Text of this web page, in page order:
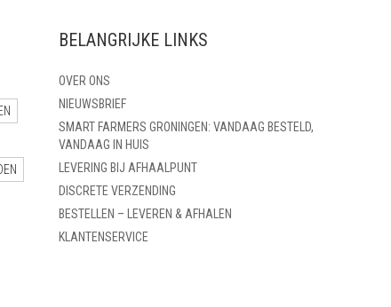
BELANGRIJKE LINKS
OVER ONS
NIEUWSBRIEF
SMART FARMERS GRONINGEN: VANDAAG BESTELD,
VANDAAG IN HUIS
LEVERING BIJ AFHAALPUNT
DISCRETE VERZENDING
BESTELLEN – LEVEREN & AFHALEN
KLANTENSERVICE